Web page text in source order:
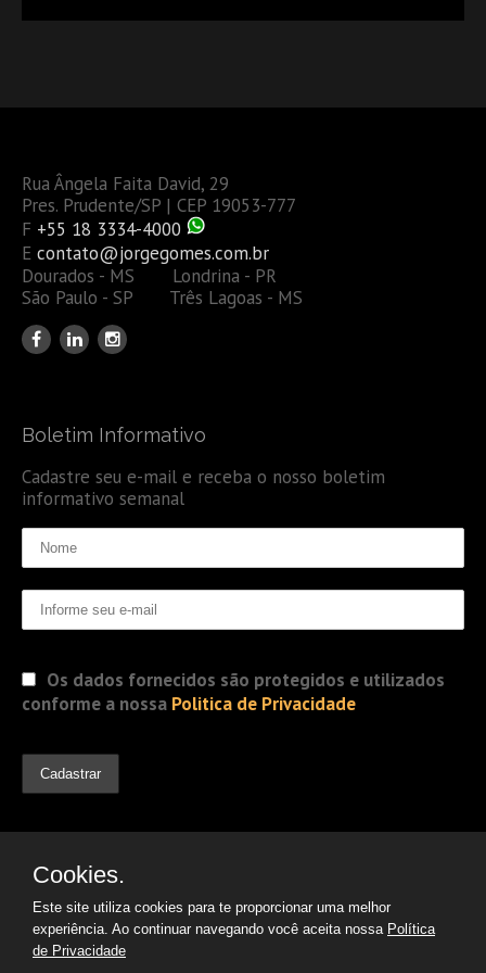
Rua Ângela Faita David, 29
Pres. Prudente/SP | CEP 19053-777
F +55 18 3334-4000
E contato@jorgegomes.com.br
Dourados - MS Londrina - PR
São Paulo - SP Três Lagoas - MS
Boletim Informativo
Cadastre seu e-mail e receba o nosso boletim
informativo semanal
Os dados fornecidos são protegidos e utilizados
conforme a nossa Politica de Privacidade
Cookies.
Este site utiliza cookies para te proporcionar uma melhor
experiência. Ao continuar navegando você aceita nossa Política
de Privacidade